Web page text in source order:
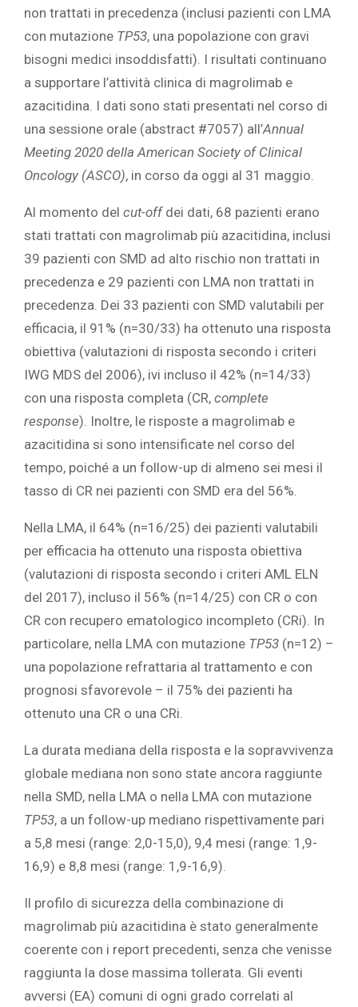
non trattati in precedenza (inclusi pazienti con LMA
con mutazione TP53, una popolazione con gravi
bisogni medici insoddisfatti). I risultati continuano
a supportare l’attività clinica di magrolimab e
azacitidina. I dati sono stati presentati nel corso di
una sessione orale (abstract #7057) all’Annual
Meeting 2020 della American Society of Clinical
Oncology (ASCO), in corso da oggi al 31 maggio.
Al momento del cut-offdei dati, 68 pazienti erano
stati trattati con magrolimab più azacitidina, inclusi
39 pazienti con SMD ad alto rischio non trattati in
precedenza e 29 pazienti con LMA non trattati in
precedenza. Dei 33 pazienti con SMD valutabili per
efficacia, il 91% (n=30/33) ha ottenuto una risposta
obiettiva (valutazioni di risposta secondo i criteri
IWG MDS del 2006), ivi incluso il 42% (n=14/33)
con una risposta completa (CR, complete
response). Inoltre, le risposte a magrolimab e
azacitidina si sono intensificate nel corso del
tempo, poiché a un follow-up di almeno sei mesi il
tasso di CR nei pazienti con SMD era del 56%.
Nella LMA, il 64% (n=16/25) dei pazienti valutabili
per efficacia ha ottenuto una risposta obiettiva
(valutazioni di risposta secondo i criteri AML ELN
del 2017), incluso il 56% (n=14/25) con CR o con
CR con recupero ematologico incompleto (CRi). In
particolare, nella LMA con mutazione TP53 (n=12) –
una popolazione refrattaria al trattamento e con
prognosi sfavorevole – il 75% dei pazienti ha
ottenuto una CR o una CRi.
La durata mediana della risposta e la sopravvivenza
globale mediana non sono state ancora raggiunte
nella SMD, nella LMA o nella LMA con mutazione
TP53, a un follow-up mediano rispettivamente pari
a 5,8 mesi (range: 2,0-15,0), 9,4 mesi (range: 1,9-
16,9) e 8,8 mesi (range: 1,9-16,9).
Il profilo di sicurezza della combinazione di
magrolimab più azacitidina è stato generalmente
coerente con i report precedenti, senza che venisse
raggiunta la dose massima tollerata. Gli eventi
avversi (EA) comuni di ogni grado correlati al